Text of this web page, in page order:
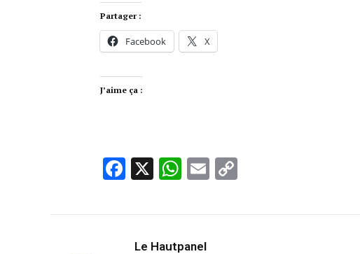
Partager :
Facebook X
J’aime ça :
Facebook
X WhatsApp
Email
Le Hautpanel